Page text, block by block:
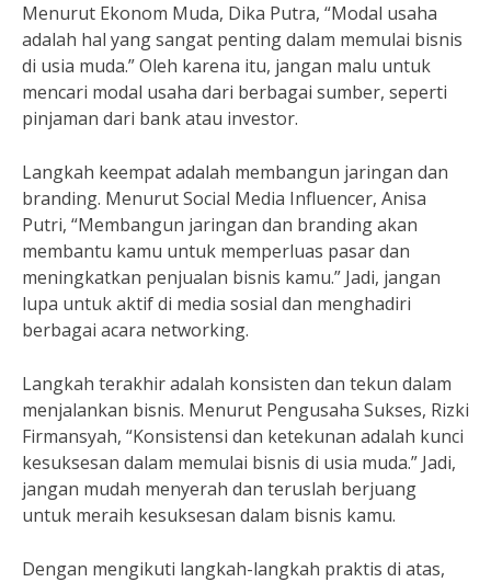
Menurut Ekonom Muda, Dika Putra, “Modal usaha
adalah hal yang sangat penting dalam memulai bisnis
di usia muda.” Oleh karena itu, jangan malu untuk
mencari modal usaha dari berbagai sumber, seperti
pinjaman dari bank atau investor.
Langkah keempat adalah membangun jaringan dan
branding. Menurut Social Media Influencer, Anisa
Putri, “Membangun jaringan dan branding akan
membantu kamu untuk memperluas pasar dan
meningkatkan penjualan bisnis kamu.” Jadi, jangan
lupa untuk aktif di media sosial dan menghadiri
berbagai acara networking.
Langkah terakhir adalah konsisten dan tekun dalam
menjalankan bisnis. Menurut Pengusaha Sukses, Rizki
Firmansyah, “Konsistensi dan ketekunan adalah kunci
kesuksesan dalam memulai bisnis di usia muda.” Jadi,
jangan mudah menyerah dan teruslah berjuang
untuk meraih kesuksesan dalam bisnis kamu.
Dengan mengikuti langkah-langkah praktis di atas,